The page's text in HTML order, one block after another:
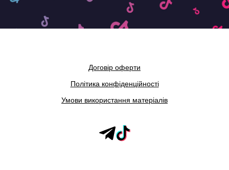
Договір оферти
Політика конфіденційності
Умови використання матеріалів